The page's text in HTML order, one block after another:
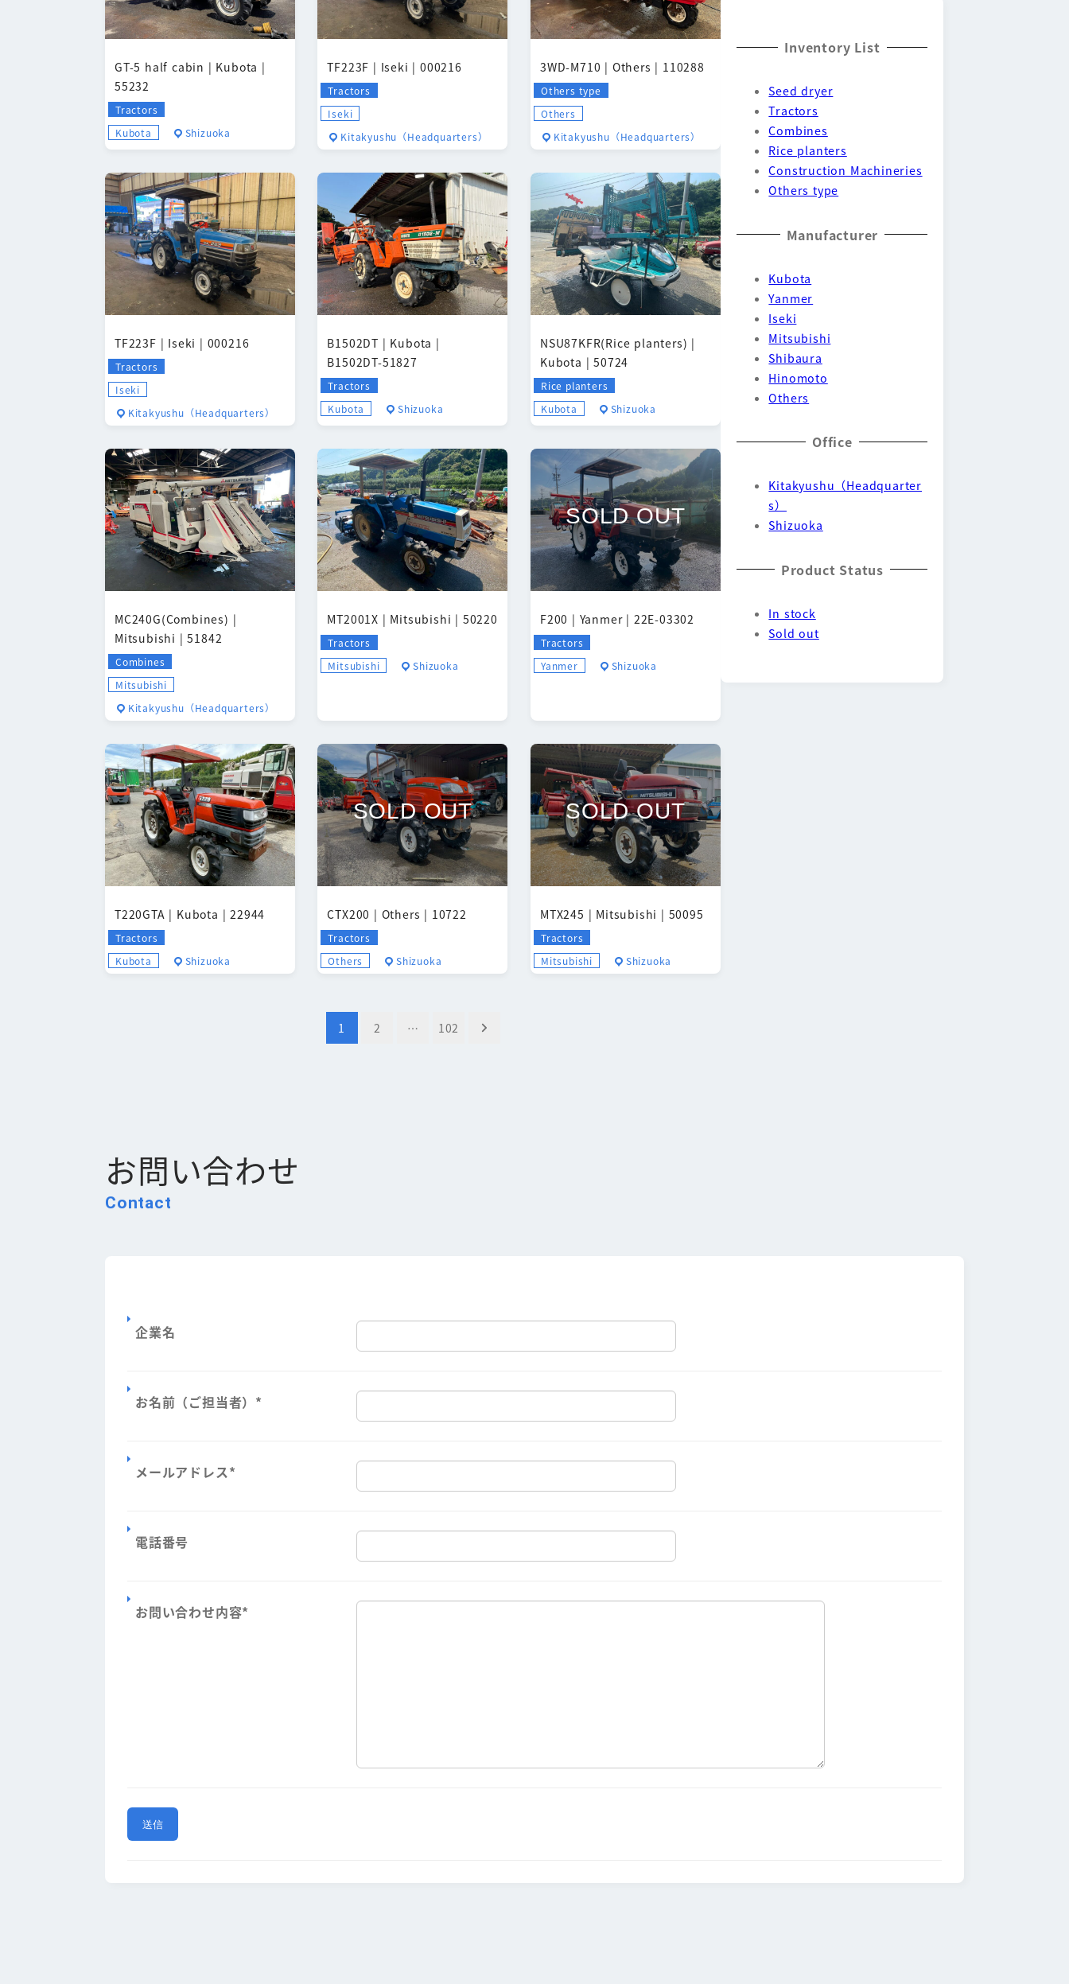
GT-5 half cabin | Kubota |
55232
Tractors
Kubota
Shizuoka
TF223F | Iseki | 000216
Tractors
Iseki
Kitakyushu（Headquarters）
3WD-M710 | Others | 110288
Others type
Others
Kitakyushu（Headquarters）
TF223F | Iseki | 000216
Tractors
Iseki
Kitakyushu（Headquarters）
B1502DT | Kubota |
B1502DT-51827
Tractors
Kubota
Shizuoka
NSU87KFR(Rice planters) |
Kubota | 50724
Rice planters
Kubota
Shizuoka
MC240G(Combines) |
Mitsubishi | 51842
Combines
Mitsubishi
Kitakyushu（Headquarters）
MT2001X | Mitsubishi | 50220
Tractors
Mitsubishi
Shizuoka
SOLD OUT
F200 | Yanmer | 22E-03302
Tractors
Yanmer
Shizuoka
T220GTA | Kubota | 22944
Tractors
Kubota
Shizuoka
SOLD OUT
CTX200 | Others | 10722
Tractors
Others
Shizuoka
SOLD OUT
MTX245 | Mitsubishi | 50095
Tractors
Mitsubishi
Shizuoka
ー
ジ
1 2 … 102
Inventory List
Seed dryer
Tractors
Combines
Rice planters
Construction Machineries
Others type
Manufacturer
Kubota
Yanmer
Iseki
Mitsubishi
Shibaura
Hinomoto
Others
Office
Kitakyushu（Headquarter
s）
Shizuoka
Product Status
In stock
Sold out
Contact
お問い合わせ
企業名
お名前（ご担当者） *
メールアドレス*
電話番号
お問い合わせ内容*